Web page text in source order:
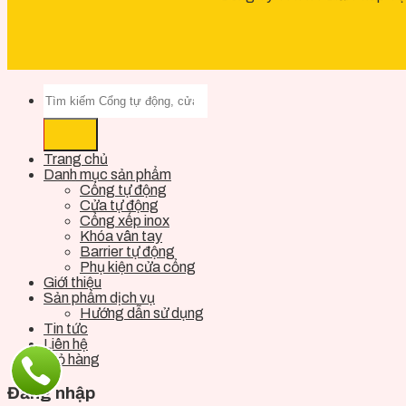
Trang chủ
Danh mục sản phẩm
Cổng tự động
Cửa tự động
Cổng xếp inox
Khóa vân tay
Barrier tự động
Phụ kiện cửa cổng
Giới thiệu
Sản phẩm dịch vụ
Hướng dẫn sử dụng
Tin tức
Liên hệ
Giỏ hàng
Đăng nhập